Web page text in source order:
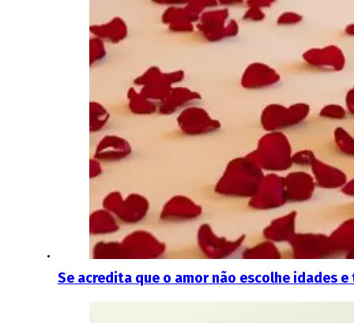
Se acredita que o amor não escolhe idades